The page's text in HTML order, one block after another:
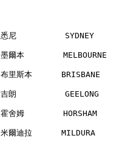
悉尼          SYDNEY
墨爾本        MELBOURNE
布里斯本      BRISBANE
吉朗          GEELONG
霍舍姆        HORSHAM
米爾迪拉      MILDURA